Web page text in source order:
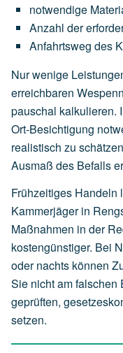
notwendige
Anzahl der
Anfahrtsweg des
Nur wenige
erreichbaren
pauschal kalkulieren.
Ort-Besichtigung
realistisch zu
Ausmaß des Befalls
Frühzeitiges Handeln
Kammerjäger in
Maßnahmen in der
kostengünstiger. Bei
oder nachts können
Sie nicht am falschen
geprüften,
setzen.